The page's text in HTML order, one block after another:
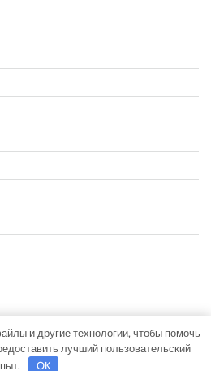
участка Тема Actual News от
и другие технологии, чтобы помочь
лучший пользовательский
OK